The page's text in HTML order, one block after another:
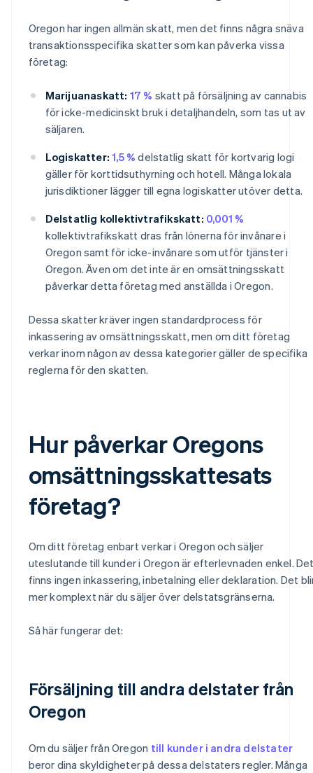
Oregon har ingen allmän skatt, men det finns några snäva
transaktionsspecifika skatter som kan påverka vissa
företag:
Marijuanaskatt: 17 % skatt på försäljning av cannabis
för icke-medicinskt bruk i detaljhandeln, som tas ut av
säljaren.
Logiskatter: 1,5 % delstatlig skatt för kortvarig logi
gäller för korttidsuthyrning och hotell. Många lokala
jurisdiktioner lägger till egna logiskatter utöver detta.
Delstatlig kollektivtrafikskatt: 0,001 %
kollektivtrafikskatt dras från lönerna för invånare i
Oregon samt för icke-invånare som utför tjänster i
Oregon. Även om det inte är en omsättningsskatt
påverkar detta företag med anställda i Oregon.
Dessa skatter kräver ingen standardprocess för
inkassering av omsättningsskatt, men om ditt företag
verkar inom någon av dessa kategorier gäller de specifika
reglerna för den skatten.
Hur påverkar Oregons
omsättningsskattesats
företag?
Om ditt företag enbart verkar i Oregon och säljer
uteslutande till kunder i Oregon är efterlevnaden enkel.
finns ingen inkassering, inbetalning eller deklaration. Det
mer komplext när du säljer över delstatsgränserna.
Så här fungerar det:
Försäljning till andra delstater från
Oregon
Om du säljer från Oregon till kunder i andra delstater
beror dina skyldigheter på dessa delstaters regler. Många